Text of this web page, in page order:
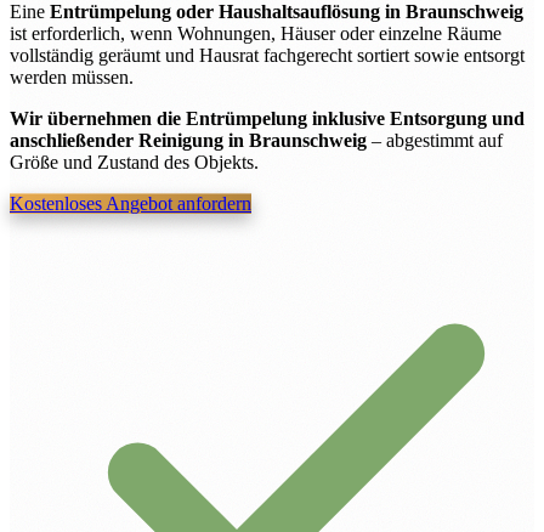
Eine Entrümpelung oder Haushaltsauflösung in Braunschweig
ist erforderlich, wenn Wohnungen, Häuser oder einzelne Räume
vollständig geräumt und Hausrat fachgerecht sortiert sowie entsorgt
werden müssen.
Wir übernehmen die Entrümpelung inklusive Entsorgung und
anschließender Reinigung in Braunschweig– abgestimmt auf
Größe und Zustand des Objekts.
Kostenloses Angebot anfordern